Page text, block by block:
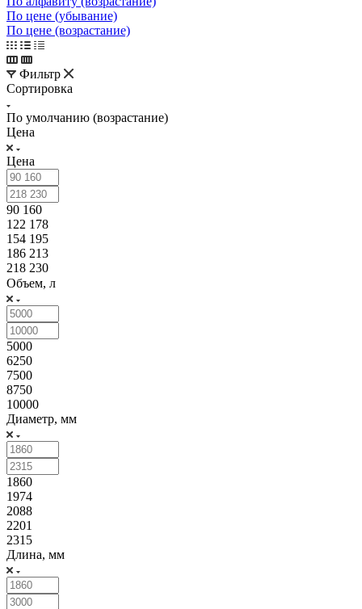
По цене (убывание)
По цене (возрастание)
Фильтр
Сортировка
По умолчанию (возрастание)
Цена
Цена
90 160
122 178
154 195
186 213
218 230
Объем, л
5000
6250
7500
8750
10000
Диаметр, мм
1860
1974
2088
2201
2315
Длина, мм